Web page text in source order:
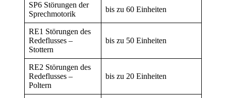
SP6 Störungen der
Sprechmotorik
bis zu 60 Einheiten
RE1 Störungen des
Redeflusses –
Stottern
bis zu 50 Einheiten
RE2 Störungen des
Redeflusses –
Poltern
bis zu 20 Einheiten